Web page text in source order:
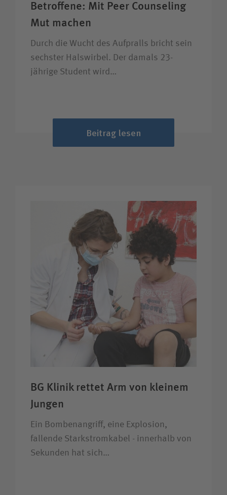
Betroffene: Mit Peer Counseling
Mut machen
Durch die Wucht des Aufpralls bricht sein
sechster Halswirbel. Der damals 23-
jährige Student wird…
Beitrag lesen
BG Klinik rettet Arm von kleinem
Jungen
Ein Bombenangriff, eine Explosion,
fallende Starkstromkabel - innerhalb von
Sekunden hat sich…